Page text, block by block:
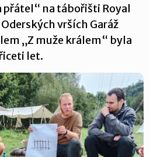
přátel“ na tábořišti Royal
vrších Garáž
„Z muže králem“ byla
let.